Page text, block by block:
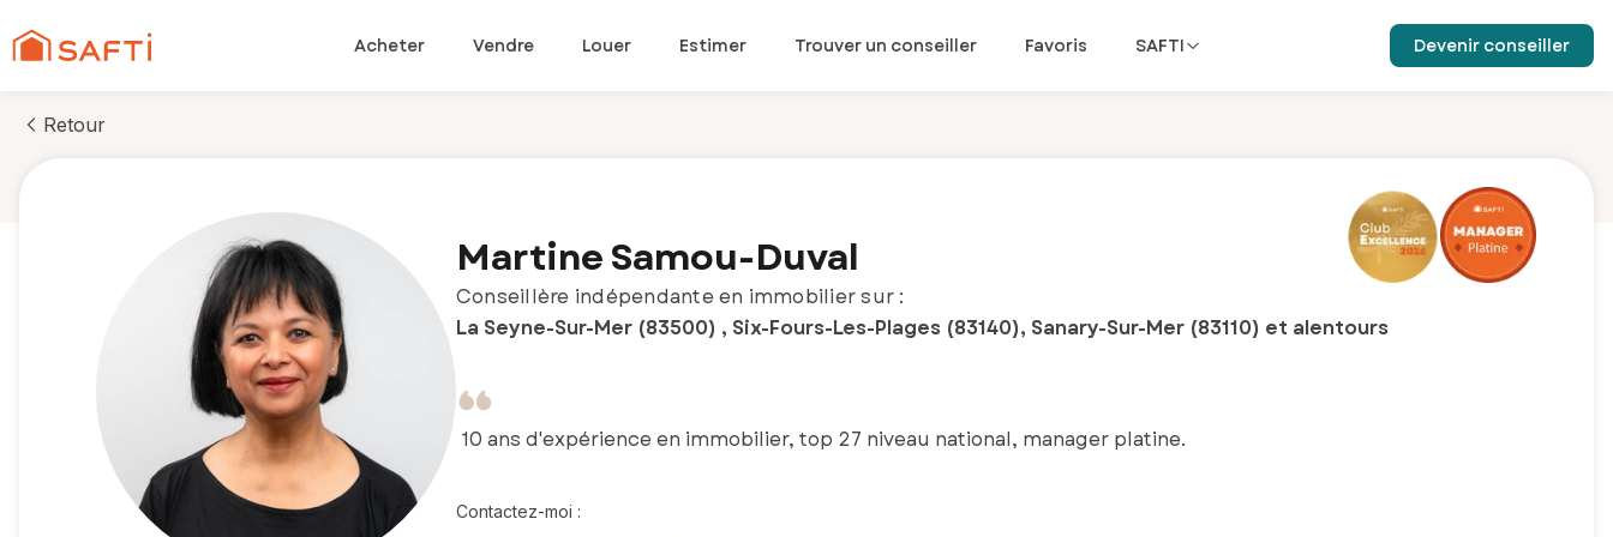
Acheter Vendre Louer Estimer Trouver un conseiller Favoris SAFTI Devenir conseiller
Retour
Martine Samou-Duval
Conseillère indépendante en immobilier sur :
La Seyne-Sur-Mer (83500) , Six-Fours-Les-Plages (83140), Sanary-Sur-Mer (83110) et alentours
Contactez-moi :
10 ans d'expérience en immobilier, top 27 niveau national, manager platine.